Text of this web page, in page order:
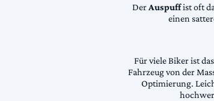
DerAuspuffist oft
einen
Für viele Biker ist
Fahrzeug von der
Optimierung.